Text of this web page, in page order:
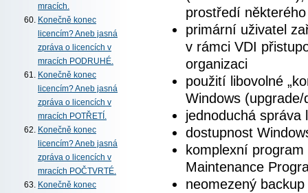
mracích.
Konečně konec
licencím? Aneb jasná
zpráva o licencích v
mracích PODRUHÉ.
Konečně konec
licencím? Aneb jasná
zpráva o licencích v
mracích POTŘETÍ.
Konečně konec
licencím? Aneb jasná
zpráva o licencích v
mracích POČTVRTÉ.
Konečně konec
prostředí
primární uživatel
v rámci VDI
organizaci
použití libovolné
Windows
jednoduchá správa
dostupnost
komplexní
Maintenance
neomezený